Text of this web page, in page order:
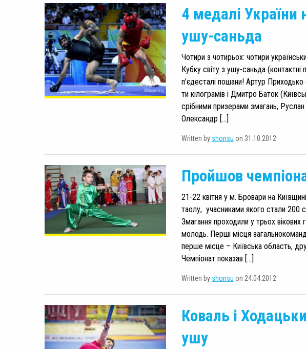
4 медалі України
ушу-саньда
Чотири з чотирьох: чотири
Кубку світу з ушу-саньда (контактні
п’єдесталі пошани! Артур Приходько
ти кілограмів і Дмитро Баток
срібними призерами змагань,
Олександр […]
Written by shonsu on 31.10.2012
Пройшов
21-22 квітня у м. Бровари на
таолу, учасниками якого стали 200
Змагання проходили у трьох вікових
молодь. Перші місця
перше місце – Київська область,
Чемпіонат показав […]
Written by shonsu on 24.04.2012
Коваль і
ушу